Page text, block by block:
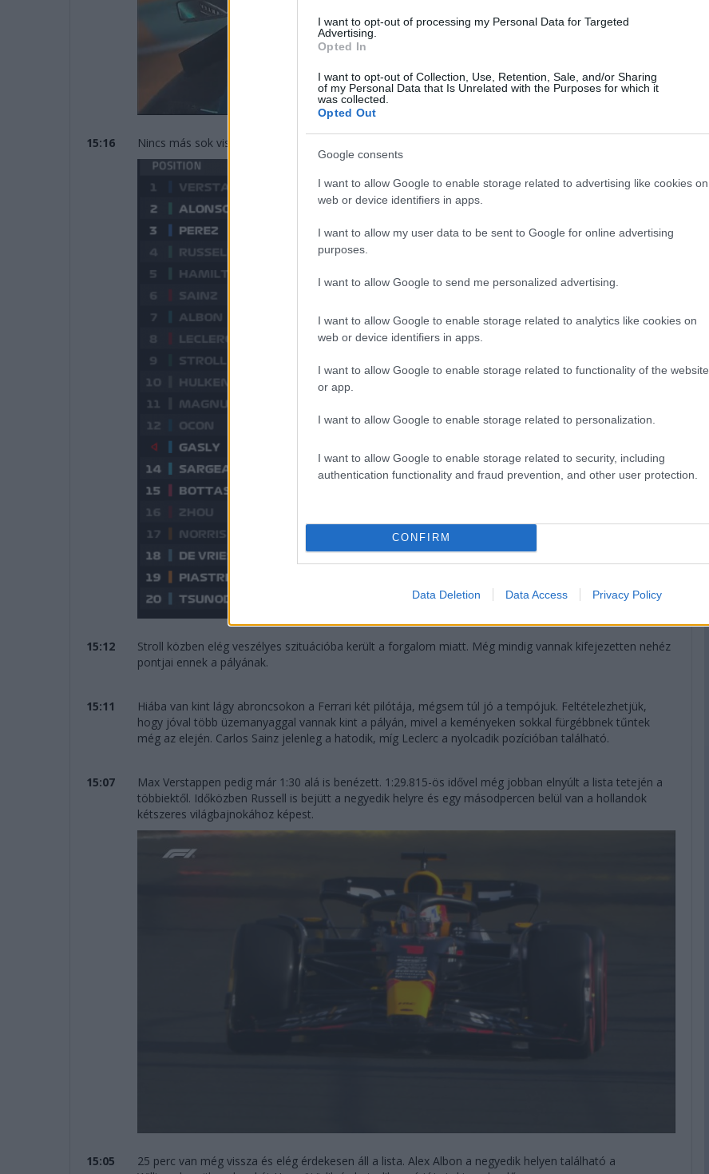
I want to opt-out of processing my Personal Data for Targeted
Advertising.
Opted In
I want to opt-out of Collection, Use, Retention, Sale, and/or Sharing
of my Personal Data that Is Unrelated with the Purposes for which it
was collected.
Opted Out
Google consents
I want to allow Google to enable storage related to advertising like cookies on
web or device identifiers in apps.
I want to allow my user data to be sent to Google for online advertising
purposes.
I want to allow Google to send me personalized advertising.
I want to allow Google to enable storage related to analytics like cookies on
web or device identifiers in apps.
I want to allow Google to enable storage related to functionality of the website
or app.
I want to allow Google to enable storage related to personalization.
I want to allow Google to enable storage related to security, including
authentication functionality and fraud prevention, and other user protection.
CONFIRM
Data Deletion Data Access Privacy Policy
15:16 Nincs más sok vissza. 14 perccel a leintés előtt ez az állás.
15:12
Stroll közben elég veszélyes szituációba került a forgalom miatt. Még mindig vannak kifejezetten nehéz
pontjai ennek a pályának.
15:11
Hiába van kint lágy abroncsokon a Ferrari két pilótája, mégsem túl jó a tempójuk. Feltételezhetjük,
hogy jóval több üzemanyaggal vannak kint a pályán, mivel a keményeken sokkal fürgébbnek tűntek
még az elején. Carlos Sainz jelenleg a hatodik, míg Leclerc a nyolcadik pozícióban található.
15:07
Max Verstappen pedig már 1:30 alá is benézett. 1:29.815-ös idővel még jobban elnyúlt a lista tetején a
többiektől. Időközben Russell is bejütt a negyedik helyre és egy másodpercen belül van a hollandok
kétszeres világbajnokához képest.
15:05
25 perc van még vissza és elég érdekesen áll a lista. Alex Albon a negyedik helyen található a